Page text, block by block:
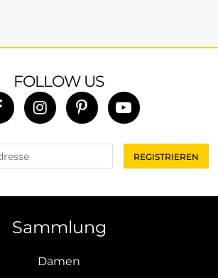
FOLLOW US
Sammlung
Damen